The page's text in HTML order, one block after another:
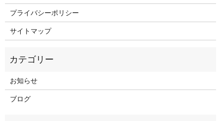
プライバシーポリシー
サイトマップ
お知らせ
ブログ